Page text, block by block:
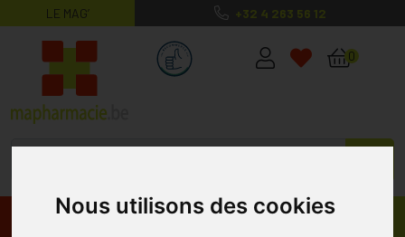
Nous utilisons des cookies
LE MAG’ +32 4 263 56 12
MaPharmacie.be ma santé, mes
0
Promos Produits